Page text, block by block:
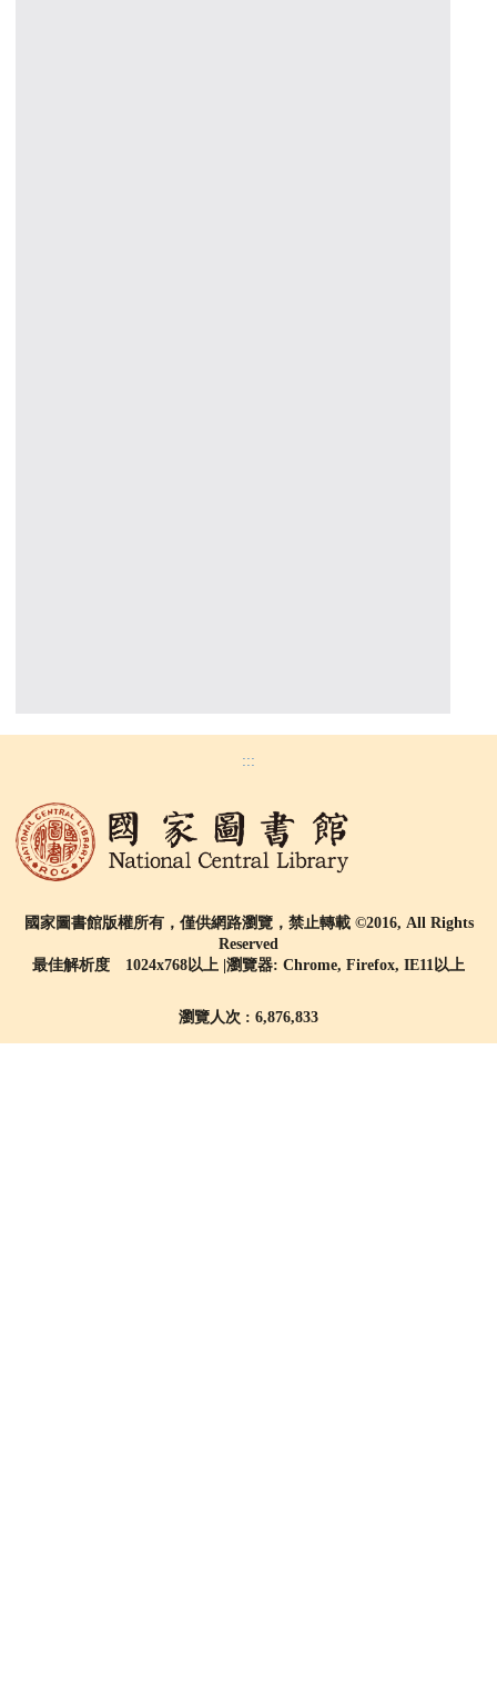
:::
國家圖書館版權所有，僅供網路瀏覽，禁止轉載 ©2016, All Rights
Reserved
最佳解析度 1024x768以上 |瀏覽器: Chrome, Firefox, IE11以上
瀏覽人次 : 6,876,833